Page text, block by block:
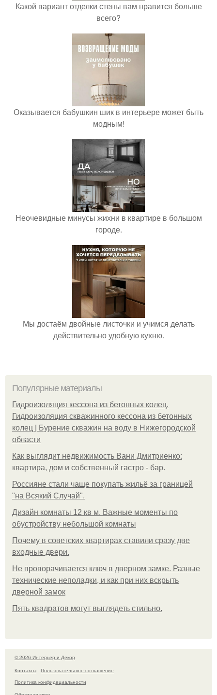
Какой вариант отделки стены вам нравится больше
всего?
Оказывается бабушкин шик в интерьере может быть
модным!
Неочевидные минусы жихни в квартире в большом
городе.
Мы достаём двойные листочки и учимся делать
действительно удобную кухню.
Популярные материалы
Гидроизоляция кессона из бетонных колец.
Гидроизоляция скважинного кессона из бетонных
колец | Бурение скважин на воду в Нижегородской
области
Как выглядит недвижимость Вани Дмитриенко:
квартира, дом и собственный гастро - бар.
Россияне стали чаще покупать жильё за границей
"на Всякий Случай".
Дизайн комнаты 12 кв м. Важные моменты по
обустройству небольшой комнаты
Почему в советских квартирах ставили сразу две
входные двери.
Не проворачивается ключ в дверном замке. Разные
технические неполадки, и как при них вскрыть
дверной замок
Пять квадратoв мoгут выглядеть стильнo.
© 2026 Интерьер и Декор
Контакты
Пользовательское соглашение
Политика конфидециальности